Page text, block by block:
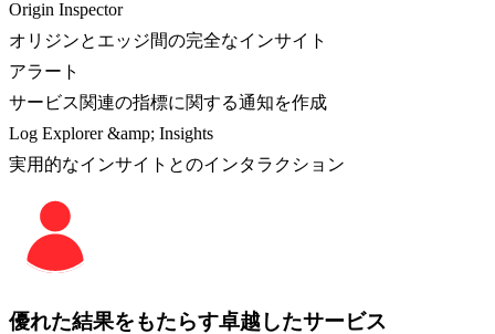
Origin Inspector
オリジンとエッジ間の完全なインサイト
アラート
サービス関連の指標に関する通知を作成
Log Explorer &amp; Insights
実用的なインサイトとのインタラクション
優れた結果をもたらす卓越したサービス